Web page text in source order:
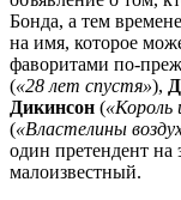
Бонда, а тем
на имя, которое
фаворитами по-
(«28 лет спустя»),
Дикинсон («Король
(«Властелины
один претендент на
малоизвестный.